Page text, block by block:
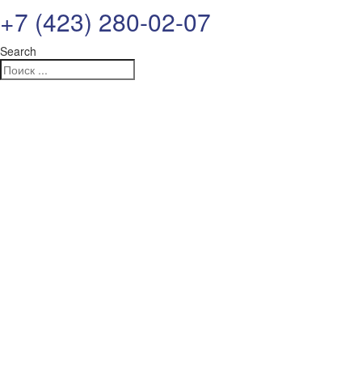
+7 (423) 280-02-07
Search